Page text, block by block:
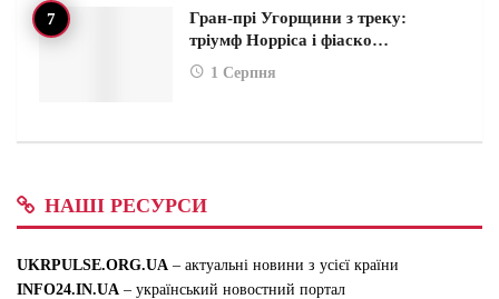
Гран-прі Угорщини з треку:
тріумф Норріса і фіаско…
1 Серпня
НАШІ РЕСУРСИ
UKRPULSE.ORG.UA – актуальні новини з усієї країни
INFO24.IN.UA – український новостний портал